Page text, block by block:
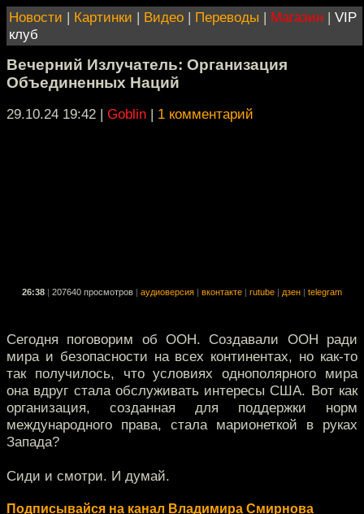
Новости | Картинки | Видео | Переводы | Магазин | VIP
клуб
Вечерний Излучатель: Организация
Объединенных Наций
29.10.24 19:42 | Goblin | 1 комментарий
26:38 207640 просмотров аудиоверсия вконтакте rutube дзен telegram
Сегодня поговорим об ООН. Создавали ООН ради
мира и безопасности на всех континентах, но как-то
так получилось, что условиях однополярного мира
она вдруг стала обслуживать интересы США. Вот как
организация, созданная для поддержки норм
международного права, стала марионеткой в руках
Запада?
Сиди и смотри. И думай.
Подписывайся на канал Владимира Смирнова